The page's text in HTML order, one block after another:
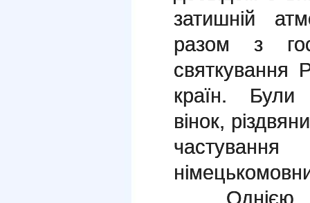
затишній
разом з
святкування
країн. Були
вінок,
Однією з